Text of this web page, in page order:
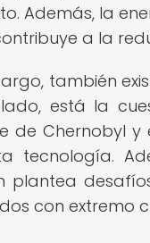
Además, la
a la
también
está la
de Chernobyl y
tecnología.
plantea
con extremo